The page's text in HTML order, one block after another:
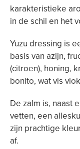
karakteristieke
in de schil en het
Yuzu dressing is
basis van azijn,
(citroen), honing,
bonito, wat vis
De zalm is, naast
vetten, een
zijn prachtige
af.